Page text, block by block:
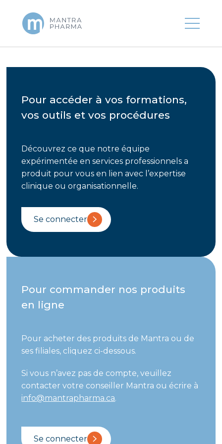
Pour accéder à vos formations,
vos outils et vos procédures
Découvrez ce que notre équipe
expérimentée en services professionnels a
produit pour vous en lien avec l’expertise
clinique ou organisationnelle.
Se connecter
Pour commander nos produits
en ligne
Pour acheter des produits de Mantra ou de
ses filiales, cliquez ci-dessous.
Si vous n’avez pas de compte, veuillez
contacter votre conseiller Mantra ou écrire à
info@mantrapharma.ca.
Se connecter